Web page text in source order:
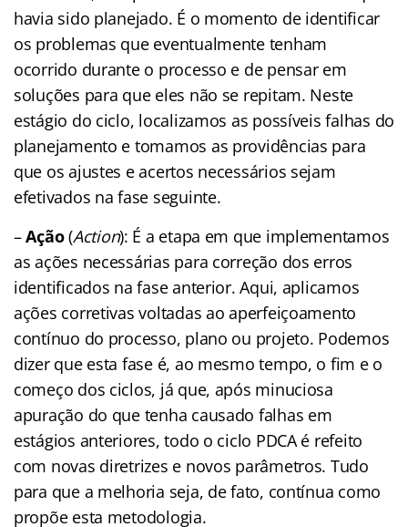
havia sido planejado. É o momento de identificar
os problemas que eventualmente tenham
ocorrido durante o processo e de pensar em
soluções para que eles não se repitam. Neste
estágio do ciclo, localizamos as possíveis falhas do
planejamento e tomamos as providências para
que os ajustes e acertos necessários sejam
efetivados na fase seguinte.
–Ação(Action): É a etapa em que implementamos
as ações necessárias para correção dos erros
identificados na fase anterior. Aqui, aplicamos
ações corretivas voltadas ao aperfeiçoamento
contínuo do processo, plano ou projeto. Podemos
dizer que esta fase é, ao mesmo tempo, o fim e o
começo dos ciclos, já que, após minuciosa
apuração do que tenha causado falhas em
estágios anteriores, todo o ciclo PDCA é refeito
com novas diretrizes e novos parâmetros. Tudo
para que a melhoria seja, de fato, contínua como
propõe esta metodologia.